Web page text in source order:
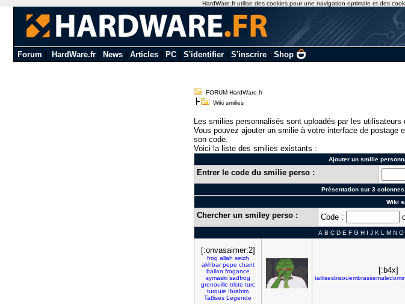
Forum HardWare.fr| News| Articles| PC| S'identifier| S'inscrire| Shop
FORUM HardWare.fr
Wiki smilies
Les smilies personnalisés sont uploadés par les utilisateurs
Vous pouvez ajouter un smilie à votre interface de postage
son code.
Voici la liste des smilies existants :
Ajouter un smilie
Entrer le code du smilie perso :
Présentation sur 3 colonnes
Wiki
Chercher un smiley perso : Code :
A B C D E F G H I J K L M N O
[:onvasaimer:2]
frog allah seizh
akhbar pepe chant
ballon frogance
symaski sadfrog
grenouille triste turc
turquie Ibrahim
Tatlises Legende
[:b4x]
HardWare.fr utilise des cookies pour une navigation optimale et des